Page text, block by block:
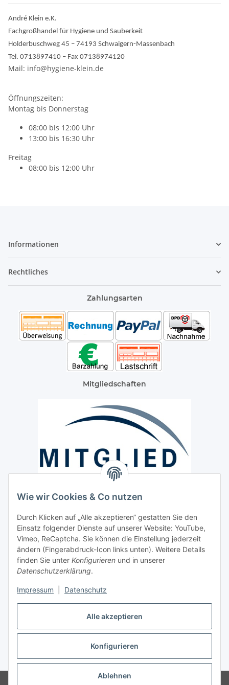
Alle akzeptieren
Konfigurieren
Ablehnen
Wie wir Cookies & Co nutzen
Durch Klicken auf „Alle akzeptieren“ gestatten Sie den
Einsatz folgender Dienste auf unserer Website: YouTube,
Vimeo, ReCaptcha. Sie können die Einstellung jederzeit
ändern (Fingerabdruck-Icon links unten). Weitere Details
finden Sie unter Konfigurieren und in unserer
Datenschutzerklärung.
Impressum Datenschutz
André Klein e.K.
Fachgroßhandel für Hygiene und Sauberkeit
Holderbuschweg 45 – 74193 Schwaigern-Massenbach
Tel. 0713897410 – Fax 07138974120
Mail: info@hygiene-klein.de
Öffnungszeiten:
Montag bis Donnerstag
08:00 bis 12:00 Uhr
13:00 bis 16:30 Uhr
Freitag
08:00 bis 12:00 Uhr
Informationen
Rechtliches
Zahlungsarten
Mitgliedschaften
Paketdienst und Spedition
Regionaler Lieferservice im Umkreis von ca. 60 Km
Sicherheit
Vertrag widerrufen
* Alle Preise inkl. gesetzlicher USt., zzgl.Versand